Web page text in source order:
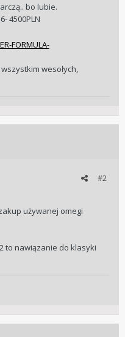
bo lubie.
4500PLN
wesołych,
#2
używanej omegi
to nawiązanie do klasyki